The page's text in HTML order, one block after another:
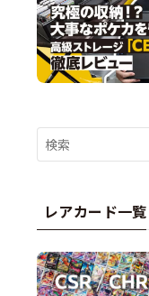
レアカード一覧